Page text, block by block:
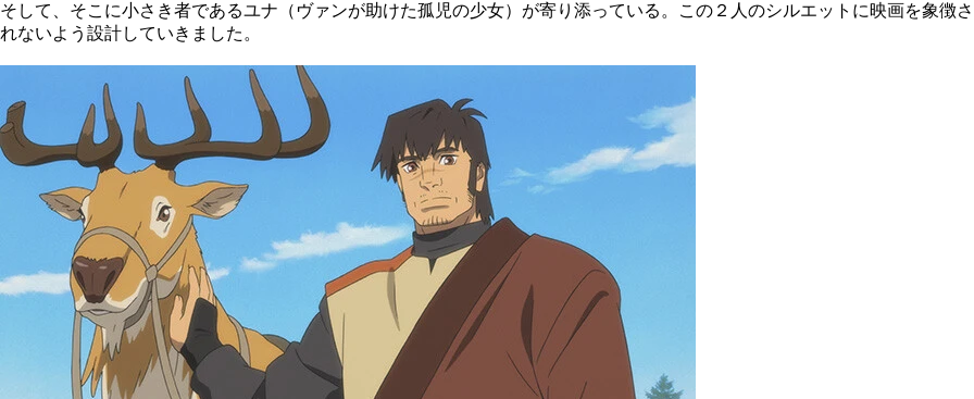
そして、そこに小さき者であるユナ（ヴァンが助けた孤児の少女）が寄り添っている。この２人のシルエットに映画を象徴
れないよう設計していきました。